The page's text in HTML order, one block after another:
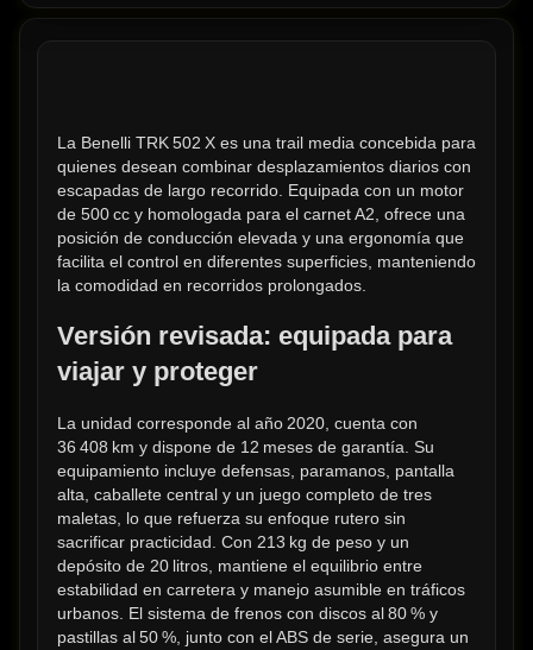
La Benelli TRK 502 X es una trail media concebida para
quienes desean combinar desplazamientos diarios con
escapadas de largo recorrido. Equipada con un motor
de 500 cc y homologada para el carnet A2, ofrece una
posición de conducción elevada y una ergonomía que
facilita el control en diferentes superficies, manteniendo
la comodidad en recorridos prolongados.
Versión revisada: equipada para
viajar y proteger
La unidad corresponde al año 2020, cuenta con
36 408 km y dispone de 12 meses de garantía. Su
equipamiento incluye defensas, paramanos, pantalla
alta, caballete central y un juego completo de tres
maletas, lo que refuerza su enfoque rutero sin
sacrificar practicidad. Con 213 kg de peso y un
depósito de 20 litros, mantiene el equilibrio entre
estabilidad en carretera y manejo asumible en tráficos
urbanos. El sistema de frenos con discos al 80 % y
pastillas al 50 %, junto con el ABS de serie, asegura un